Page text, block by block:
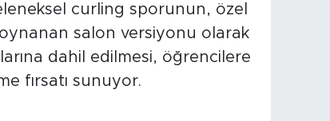
curling sporunun, özel
salon versiyonu olarak
dahil edilmesi, öğrencilere
fırsatı sunuyor.